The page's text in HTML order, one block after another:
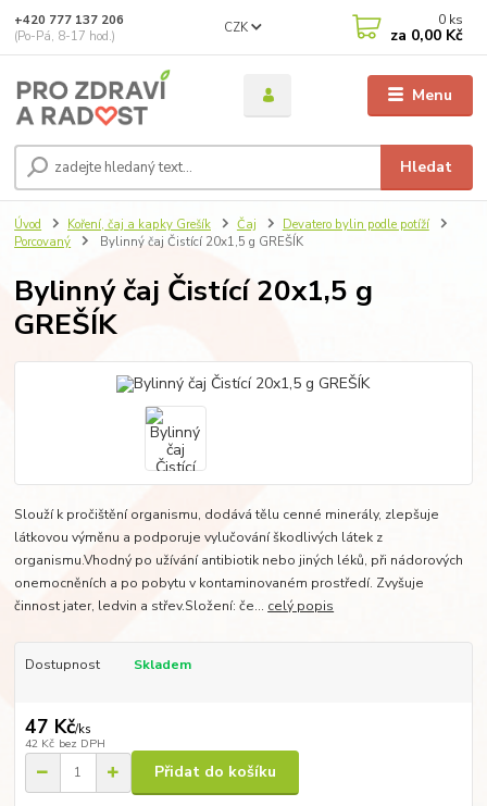
Menu
CZK
Hledat
+420 777 137 206
(Po-Pá, 8-17 hod.)
0 ks
za 0,00 Kč
Úvod Koření, čaj a kapky Grešík Čaj
Devatero bylin podle potíží
Porcovaný
Bylinný čaj Čistící 20x1,5 g GREŠÍK
Bylinný čaj Čistící 20x1,5 g
GREŠÍK
Slouží k pročištění organismu, dodává tělu cenné minerály, zlepšuje
látkovou výměnu a podporuje vylučování škodlivých látek z
organismu.Vhodný po užívání antibiotik nebo jiných léků, při nádorových
onemocněních a po pobytu v kontaminovaném prostředí. Zvyšuje
činnost jater, ledvin a střev.Složení: če... celý popis
Dostupnost Skladem
47 Kč/ks
42 Kč bez DPH
Přidat do košíku